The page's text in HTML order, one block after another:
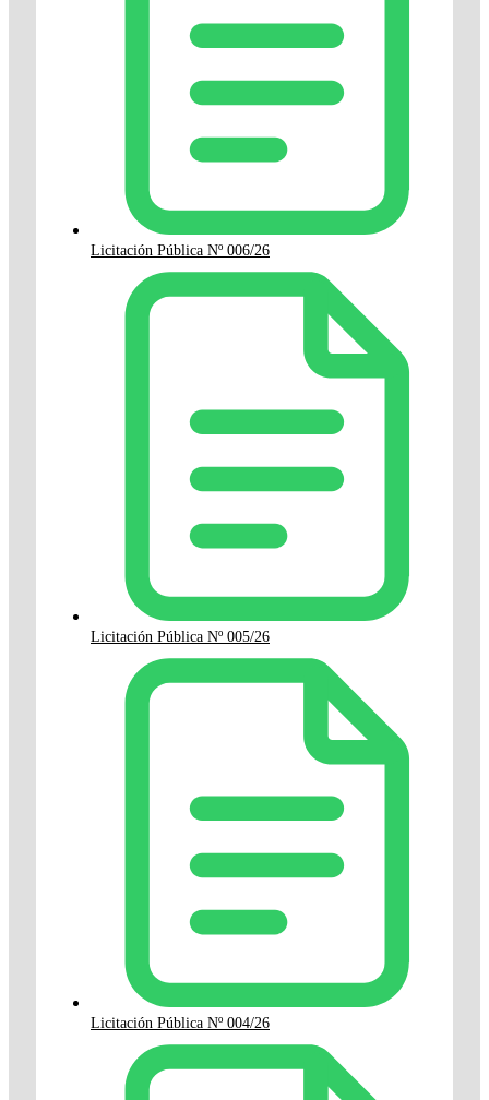
Licitación Pública Nº 006/26
Licitación Pública Nº 005/26
Licitación Pública Nº 004/26